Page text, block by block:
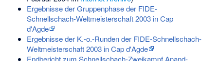
Ergebnisse der Gruppenphase der FIDE-
Schnellschach-Weltmeisterschaft 2003 in Cap
d'Agde
Ergebnisse der K.-o.-Runden der FIDE-Schnellschach-
Weltmeisterschaft 2003 in Cap d'Agde
Endbericht zum Schnellschach-Zweikampf Anand-